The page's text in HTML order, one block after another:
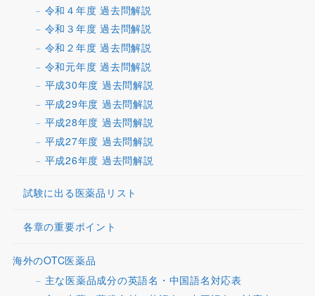
令和４年度 過去問解説
令和３年度 過去問解説
令和２年度 過去問解説
令和元年度 過去問解説
平成30年度 過去問解説
平成29年度 過去問解説
平成28年度 過去問解説
平成27年度 過去問解説
平成26年度 過去問解説
試験に出る医薬品リスト
各章の重要ポイント
海外のOTC医薬品
主な医薬品成分の英語名・中国語名対応表